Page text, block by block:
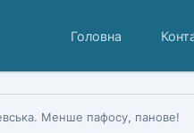
Головна
Менше пафосу, панове!